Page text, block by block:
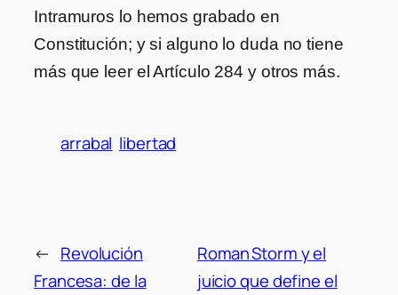
Intramuros lo hemos grabado en
Constitución; y si alguno lo duda no tiene
más que leer el Artículo 284 y otros más.
arrabal libertad
← Revolución
Francesa: de la
Roman Storm y el
juicio que define el